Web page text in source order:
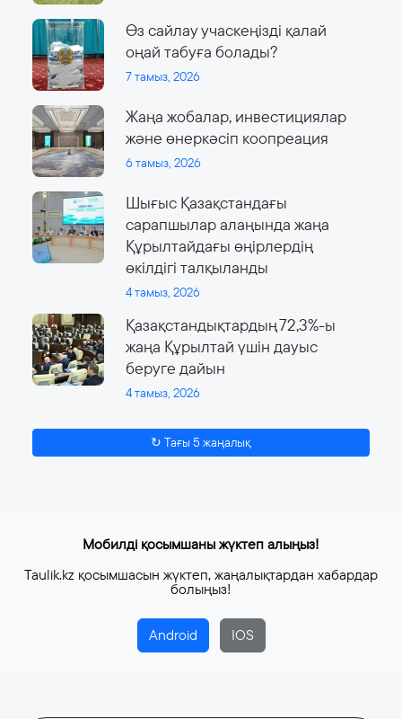
Өз сайлау учаскеңізді қалай
оңай табуға болады?
7 тамыз, 2026
Жаңа жобалар, инвестициялар
және өнеркәсіп коопреация
6 тамыз, 2026
Шығыс Қазақстандағы
сарапшылар алаңында жаңа
Құрылтайдағы өңірлердің
өкілдігі талқыланды
4 тамыз, 2026
Қазақстандықтардың 72,3%-ы
жаңа Құрылтай үшін дауыс
беруге дайын
4 тамыз, 2026
↻ Тағы 5 жаңалық
Мобилді қосымшаны жүктеп алыңыз!
Taulik.kz қосымшасын жүктеп, жаңалықтардан хабардар
болыңыз!
Android IOS